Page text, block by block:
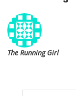
The Running Girl